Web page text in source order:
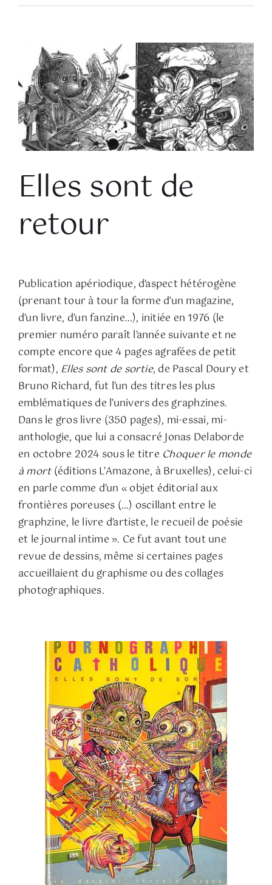
l'image
agrandie
Elles sont de
retour
Publication apériodique, d’aspect hétérogène
(prenant tour à tour la forme d’un magazine,
d’un livre, d’un fanzine…), initiée en 1976 (le
premier numéro paraît l’année suivante et ne
compte encore que 4 pages agrafées de petit
format), Elles sont de sortie, de Pascal Doury et
Bruno Richard, fut l’un des titres les plus
emblématiques de l’univers des graphzines.
Dans le gros livre (350 pages), mi-essai, mi-
anthologie, que lui a consacré Jonas Delaborde
en octobre 2024 sous le titre Choquer le monde
à mort(éditions L’Amazone, à Bruxelles), celui-ci
en parle comme d’un « objet éditorial aux
frontières poreuses (…) oscillant entre le
graphzine, le livre d’artiste, le recueil de poésie
et le journal intime ». Ce fut avant tout une
revue de dessins, même si certaines pages
accueillaient du graphisme ou des collages
photographiques.